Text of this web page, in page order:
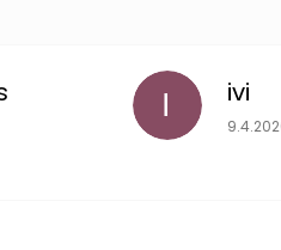
je 5 z 5 hviezdičiek.I ivi